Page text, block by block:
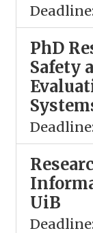
PhD
Safety
UiB